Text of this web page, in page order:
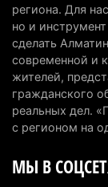
запустят в
5 августа 2026 г.
Туриста с
горах
5 августа 2026 г.
Алматинской
региона. Для
но и
сделать
современной и
жителей,
гражданского
реальных дел.
с регионом на
МЫ В